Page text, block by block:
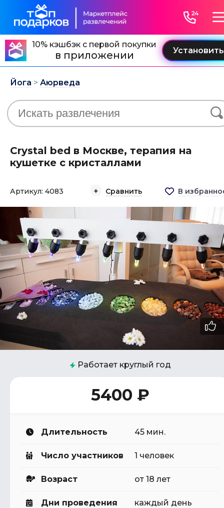
10% кэшбэк с первой покупки
в приложении
Йога > Аюрведа
Crystal bed в Москве, терапия на
кушетке с кристаллами
Артикул: 4083 Сравнить В
Работает круглый год
5400 ₽
Длительность 45 мин.
Число участников 1 человек
Возраст от 18 лет
Дни проведения каждый день